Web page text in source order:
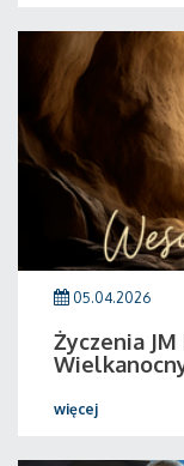
05.04.2026
Życzenia
więcej